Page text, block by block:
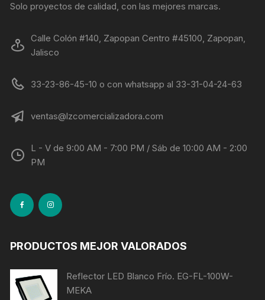
Solo proyectos de calidad, con las mejores marcas.
Calle Colón #140, Zapopan Centro #45100, Zapopan,
Jalisco
33-23-86-45-10 o con whatsapp al 33-31-04-24-63
ventas@lzcomercializadora.com
L - V de 9:00 AM - 7:00 PM / Sáb de 10:00 AM - 2:00
PM
PRODUCTOS MEJOR VALORADOS
Reflector LED Blanco Frío. EG-FL-100W-
MEKA